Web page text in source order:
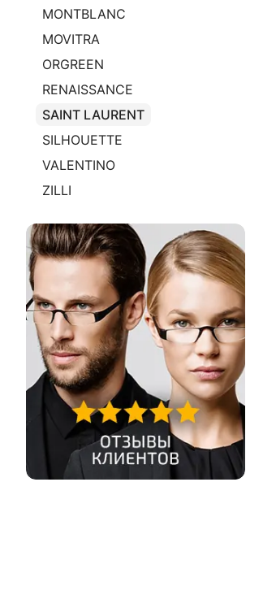
MONTBLANC
MOVITRA
ORGREEN
RENAISSANCE
SAINT LAURENT
SILHOUETTE
VALENTINO
ZILLI